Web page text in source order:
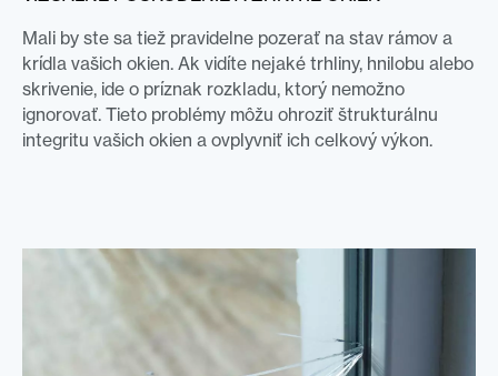
Mali by ste sa tiež pravidelne pozerať na stav rámov a
krídla vašich okien. Ak vidíte nejaké trhliny, hnilobu alebo
skrivenie, ide o príznak rozkladu, ktorý nemožno
ignorovať. Tieto problémy môžu ohroziť štrukturálnu
integritu vašich okien a ovplyvniť ich celkový výkon.